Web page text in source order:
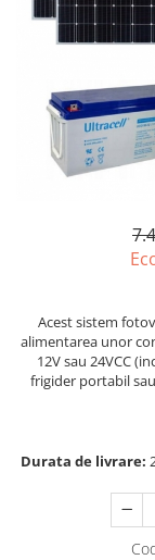
Incarcatoare
Panouri
Sisteme prindere
fotovoltaice
Accesorii
Invertoare On-grid
Controlere solare
MPPT
PWM
Sisteme de
LiFePO4
Pachete
Sisteme de
Acest sistem
alimentarea unor
12V sau 24VCC
frigider portabil
Durata de livrare: